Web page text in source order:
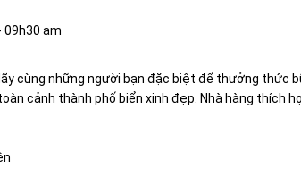
09h30 am
cùng những người bạn đặc biệt để thưởng thức
cảnh thành phố biển xinh đẹp. Nhà hàng thích